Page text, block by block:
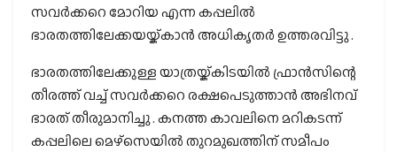
സവർക്കറെ മോറിയ എന്ന കപ്പലിൽ
ഭാരതത്തിലേക്കയയ്ക്കാൻ അധികൃതർ ഉത്തരവിട്ടു .
ഭാരതത്തിലേക്കുള്ള യാത്രയ്ക്കിടയിൽ ഫ്രാൻസിന്റെ
തീരത്ത് വച്ച് സവർക്കറെ രക്ഷപെടുത്താൻ അഭിനവ്
ഭാരത് തീരുമാനിച്ചു . കനത്ത കാവലിനെ മറികടന്ന്
കപ്പലിലെ മെഴ്സെയിൽ തുറമുഖത്തിന് സമീപം